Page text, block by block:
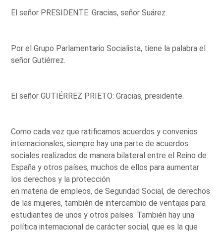
El señor PRESIDENTE: Gracias, señor Suárez.
Por el Grupo Parlamentario Socialista, tiene la palabra el
señor Gutiérrez.
El señor GUTIÉRREZ PRIETO: Gracias, presidente.
Como cada vez que ratificamos acuerdos y convenios
internacionales, siempre hay una parte de acuerdos
sociales realizados de manera bilateral entre el Reino de
España y otros países, muchos de ellos para aumentar
los derechos y la protección
en materia de empleos, de Seguridad Social, de derechos
de las mujeres, también de intercambio de ventajas para
estudiantes de unos y otros países. También hay una
política internacional de carácter social, que es la que